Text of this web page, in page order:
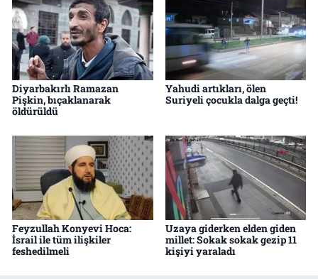
Diyarbakırlı Ramazan
Pişkin, bıçaklanarak
öldürüldü
Yahudi artıkları, ölen
Suriyeli çocukla dalga geçti!
Feyzullah Konyevi Hoca:
İsrail ile tüm ilişkiler
feshedilmeli
Uzaya giderken elden giden
millet: Sokak sokak gezip 11
kişiyi yaraladı